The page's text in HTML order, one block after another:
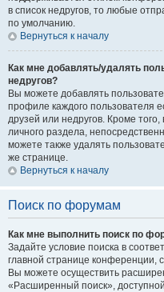
в список недругов, то любые
по умолчанию.
Вернуться к началу
Как мне добавлять/удалять
недругов?
Вы можете добавлять
профиле каждого пользователя
друзей или недругов. Кроме
личного раздела,
можете также удалять
же странице.
Вернуться к началу
Поиск по форумам
Как мне выполнить поиск по
Задайте условие поиска в
главной странице
Вы можете осуществить
«Расширенный поиск»,